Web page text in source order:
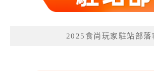
2025食尚玩家駐站部落